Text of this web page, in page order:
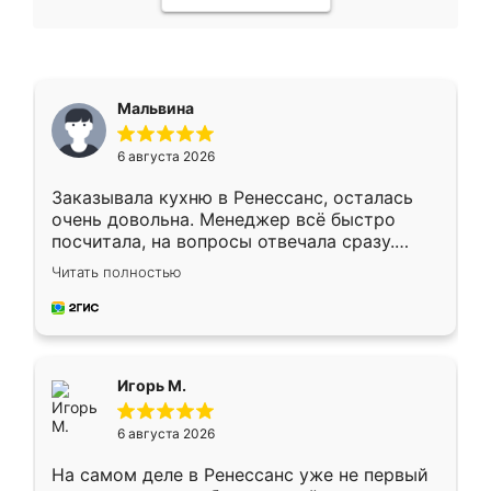
Мальвина
6 августа 2026
Заказывала кухню в Ренессанс, осталась
очень довольна. Менеджер всё быстро
посчитала, на вопросы отвечала сразу.
Замерщик приехал в субботу, подошёл к
делу со всей ответственностью. Собрали
за день, ребята работали аккуратно, даже
Читать полностью
Игорь М.
6 августа 2026
На самом деле в Ренессанс уже не первый